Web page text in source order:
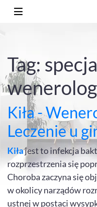
Tag:
Kiła -
Leczenie u
Kiłajest to infekcja
rozprzestrzenia się
Choroba zaczyna się
w okolicy narządów
ustnej w postaci